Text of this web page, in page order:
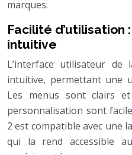
marques.
Facilité d’utilisation
intuitive
L’interface utilisateur
intuitive, permettant une
Les menus sont clairs
personnalisation sont
2 est compatible avec une
qui la rend accessible